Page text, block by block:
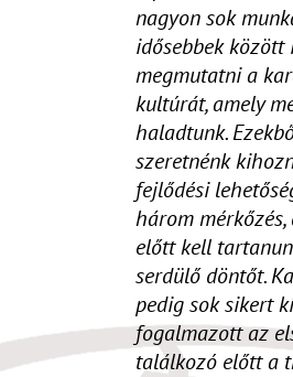
nagyon sok
idősebbek között
megmutatni a
kultúrát, amely
haladtunk.
szeretnénk
fejlődési
három mérkőzés,
előtt kell
serdülő döntőt.
pedig sok sikert
fogalmazott az
találkozó előtt a